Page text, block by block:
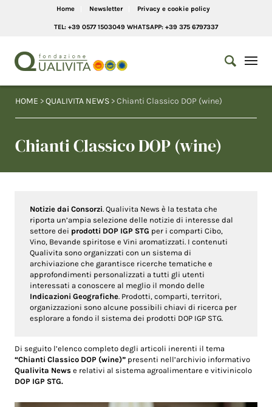
Home Newsletter Privacy e cookie policy
TEL: +39 0577 1503049 WHATSAPP: +39 375 6797337
HOME >QUALIVITA NEWS > Chianti Classico DOP (wine)
Chianti Classico DOP (wine)
Notizie dai Consorzi. Qualivita News è la testata che
riporta un’ampia selezione delle notizie di interesse dal
settore dei prodotti DOP IGP STG per i comparti Cibo,
Vino, Bevande spiritose e Vini aromatizzati. I contenuti
Qualivita sono organizzati con un sistema di
archiviazione che garantisce ricerche tematiche e
approfondimenti personalizzati a tutti gli utenti
interessati a conoscere al meglio il mondo delle
Indicazioni Geografiche. Prodotti, comparti, territori,
organizzazioni sono alcune possibili chiavi di ricerca per
esplorare a fondo il sistema dei prodotti DOP IGP STG.
Di seguito l’elenco completo degli articoli inerenti il tema
“Chianti Classico DOP (wine)” presenti nell’archivio informativo
Qualivita News e relativi al sistema agroalimentare e vitivinicolo
DOP IGP STG.